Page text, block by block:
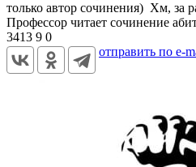
только автор сочинения) Хм, за
Профессор читает сочинение
3413 9 0
отправить по e-